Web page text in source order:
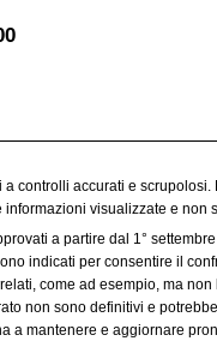
controlli accurati e
visualizzate e
a partire dal 1°
indicati per consentire il
come ad esempio, ma
non sono definitivi e
mantenere e aggiornare